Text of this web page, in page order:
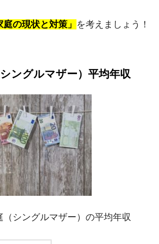
庭の現状と対策」 を考えましょう！
ングルマザー）平均年収
（シングルマザー）の平均年収